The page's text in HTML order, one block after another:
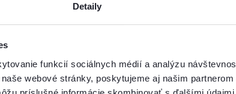
Detaily
funkcií sociálnych médií a analýzu
webové stránky, poskytujeme aj našim